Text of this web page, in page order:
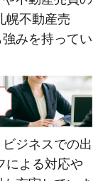
幌不動産売
みを持ってい
ジネスでの出
による対応や